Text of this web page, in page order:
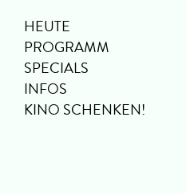
HEUTE
PROGRAMM
SPECIALS
INFOS
KINO SCHENKEN!